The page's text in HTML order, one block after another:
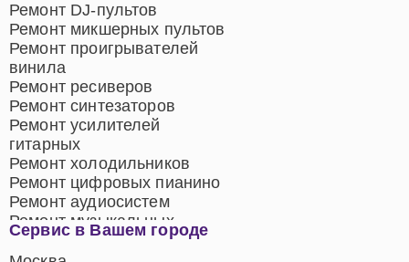
Сервис в Вашем городе
Ремонт DJ-пультов
Ремонт микшерных пультов
Ремонт проигрывателей
винила
Ремонт ресиверов
Ремонт синтезаторов
Ремонт усилителей
гитарных
Ремонт холодильников
Ремонт цифровых пианино
Ремонт аудиосистем
Ремонт музыкальных
центров